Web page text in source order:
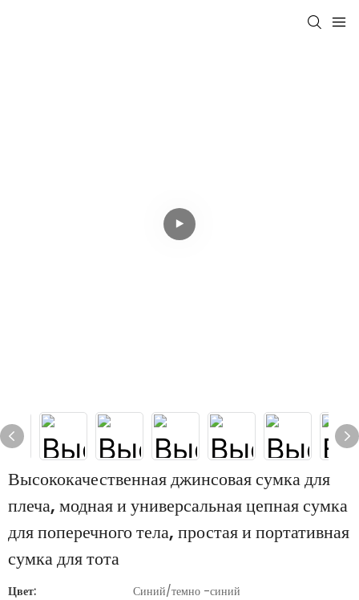
Высококачественная джинсовая сумка для
плеча, модная и универсальная цепная сумка
для поперечного тела, простая и портативная
сумка для тота
Цвет:
Синий/темно -синий